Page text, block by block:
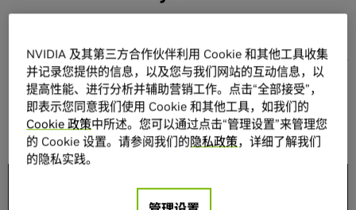
Cory Banks (he/him) is the global community & influencer
lead for NVIDIA's GeForce NOW and Studio brands. A
lifelong PC gamer and former editor for gaming
publications, he joined NVIDIA in 2019.
NVIDIA 及其第三方合作伙伴利用 Cookie 和其他工具收集
并记录您提供的信息，以及您与我们网站的互动信息，以
提高性能、进行分析并辅助营销工作。点击“全部接受”，
即表示您同意我们使用 Cookie 和其他工具，如我们的
Cookie 政策中所述。您可以通过点击“管理设置”来管理您
的 Cookie 设置。请参阅我们的隐私政策，详细了解我们
的隐私实践。